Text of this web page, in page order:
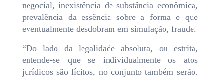
negocial, inexistência de substância econômica,
prevalência da essência sobre a forma e que
eventualmente desdobram em simulação, fraude.
“Do lado da legalidade absoluta, ou estrita,
entende-se que se individualmente os atos
jurídicos são lícitos, no conjunto também serão.